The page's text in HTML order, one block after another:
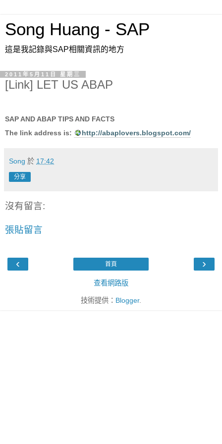
Song Huang - SAP
這是我記錄與SAP相關資訊的地方
2011年5月11日 星期三
[Link] LET US ABAP
SAP AND ABAP TIPS AND FACTS
The link address is:
http://abaplovers.blogspot.com/
Song 於 17:42
分享
沒有留言:
張貼留言
‹ ›
首頁
查看網路版
技術提供： Blogger.